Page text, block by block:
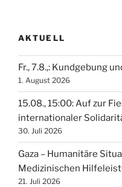
AKTUELL
Fr., 7.8.,: Kundgebung
1. August 2026
15.08., 15:00: Auf zur
internationaler
30. Juli 2026
Gaza – Humanitäre
Medizinischen
21. Juli 2026